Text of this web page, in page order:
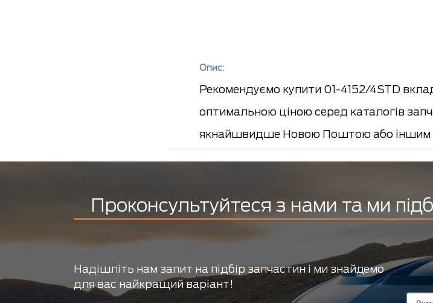
Опис:
Рекомендуємо купити 01-4152/4STD
оптимальною ціною серед каталогів
якнайшвидше Новою Поштою або іншим
Проконсультуйтеся з нами та ми
Надішліть нам запит на підбір запчастин і ми знайдемо
для вас найкращий варіант!